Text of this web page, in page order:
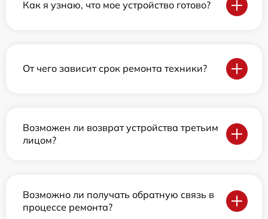
Как я узнаю, что мое устройство готово?
От чего зависит срок ремонта техники?
Возможен ли возврат устройства третьим
лицом?
Возможно ли получать обратную связь в
процессе ремонта?